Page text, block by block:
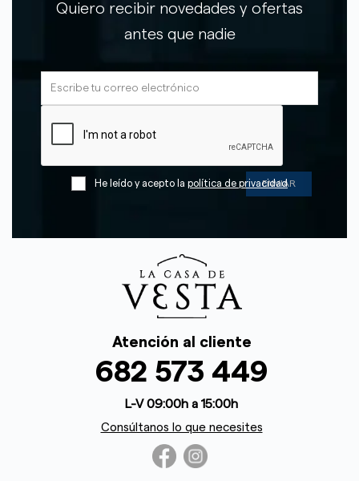
Quiero recibir novedades y ofertas
antes que nadie
He leído y acepto la política de privacidad
Atención al cliente
682 573 449
L-V 09:00h a 15:00h
Consúltanos lo que necesites